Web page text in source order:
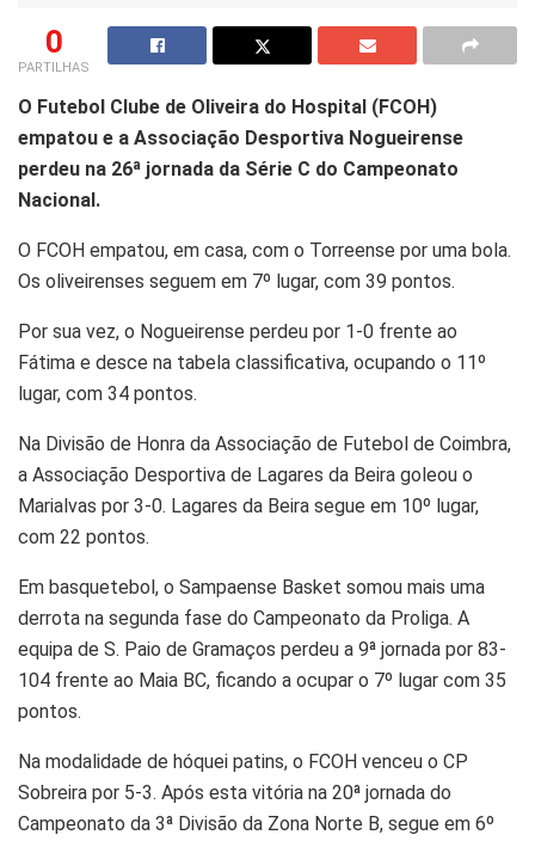
0
PARTILHAS
O Futebol Clube de Oliveira do Hospital (FCOH)
empatou e a Associação Desportiva Nogueirense
perdeu na 26ª jornada da Série C do Campeonato
Nacional.
O FCOH empatou, em casa, com o Torreense por uma bola.
Os oliveirenses seguem em 7º lugar, com 39 pontos.
Por sua vez, o Nogueirense perdeu por 1-0 frente ao
Fátima e desce na tabela classificativa, ocupando o 11º
lugar, com 34 pontos.
Na Divisão de Honra da Associação de Futebol de Coimbra,
a Associação Desportiva de Lagares da Beira goleou o
Marialvas por 3-0. Lagares da Beira segue em 10º lugar,
com 22 pontos.
Em basquetebol, o Sampaense Basket somou mais uma
derrota na segunda fase do Campeonato da Proliga. A
equipa de S. Paio de Gramaços perdeu a 9ª jornada por 83-
104 frente ao Maia BC, ficando a ocupar o 7º lugar com 35
pontos.
Na modalidade de hóquei patins, o FCOH venceu o CP
Sobreira por 5-3. Após esta vitória na 20ª jornada do
Campeonato da 3ª Divisão da Zona Norte B, segue em 6º